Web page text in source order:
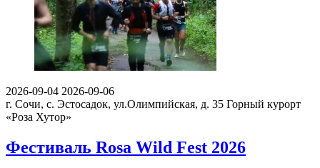
2026-09-04 2026-09-06
г. Сочи, с. Эстосадок, ул.Олимпийская, д. 35 Горный курорт
«Роза Хутор»
Фестиваль Rosa Wild Fest 2026